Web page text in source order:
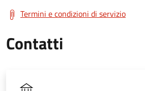
Termini e condizioni di servizio
Contatti